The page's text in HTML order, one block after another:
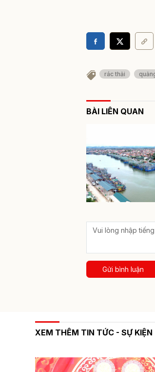
rác thải
BÀI LIÊN QUAN
Gửi bình luận
XEM THÊM TIN TỨC - SỰ KIỆN